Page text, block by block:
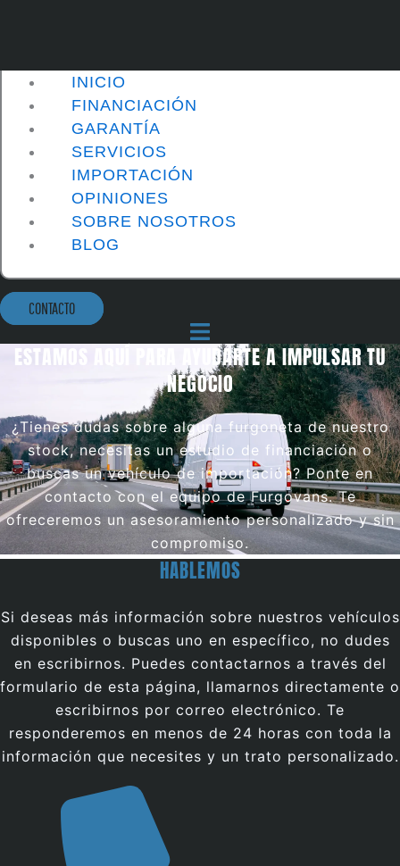
INICIO
FINANCIACIÓN
GARANTÍA
SERVICIOS
IMPORTACIÓN
OPINIONES
SOBRE NOSOTROS
BLOG
CONTACTO
ESTAMOS AQUÍ PARA AYUDARTE A IMPULSAR TU
NEGOCIO
¿Tienes dudas sobre alguna furgoneta de nuestro
stock, necesitas un estudio de financiación o
buscas un vehículo de importación? Ponte en
contacto con el equipo de Furgovans. Te
ofreceremos un asesoramiento personalizado y sin
compromiso.
HABLEMOS
Si deseas más información sobre nuestros vehículos
disponibles o buscas uno en específico, no dudes
en escribirnos. Puedes contactarnos a través del
formulario de esta página, llamarnos directamente o
escribirnos por correo electrónico. Te
responderemos en menos de 24 horas con toda la
información que necesites y un trato personalizado.